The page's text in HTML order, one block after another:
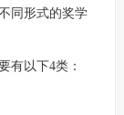
同形式的奖学
以下4类：